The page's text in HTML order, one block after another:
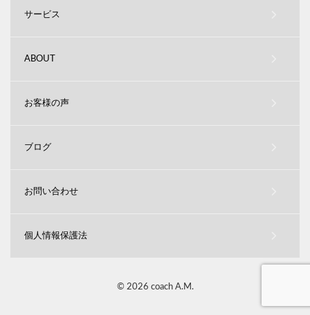
サービス
ABOUT
お客様の声
ブログ
お問い合わせ
個人情報保護法
© 2026 coach A.M.